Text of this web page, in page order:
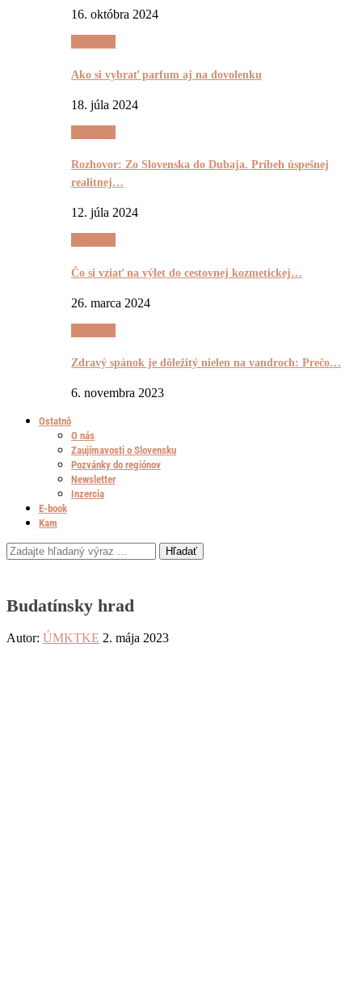
16. októbra 2024
Ako si vybrať parfum aj na dovolenku
18. júla 2024
Rozhovor: Zo Slovenska do Dubaja. Príbeh úspešnej
realitnej…
12. júla 2024
Čo si vziať na výlet do cestovnej kozmetickej…
26. marca 2024
Zdravý spánok je dôležitý nielen na vandroch: Prečo…
6. novembra 2023
Ostatnô
O nás
Zaujímavosti o Slovensku
Pozvánky do regiónov
Newsletter
Inzercia
E-book
Kam
Hľadať
Budatínsky hrad
Autor: ÚMKTKE 2. mája 2023